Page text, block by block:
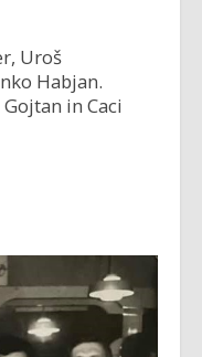
Uroš
Habjan.
in Caci